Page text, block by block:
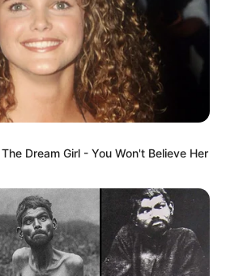
Dream Girl - You Won't Believe Her